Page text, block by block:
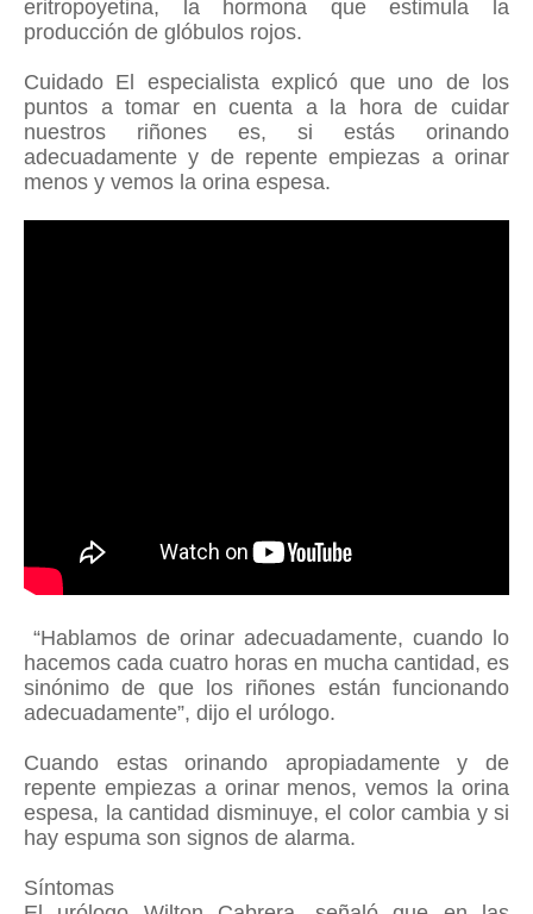
eritropoyetina, la hormona que estimula la
producción de glóbulos rojos.
Cuidado El especialista explicó que uno de los
puntos a tomar en cuenta a la hora de cuidar
nuestros riñones es, si estás orinando
adecuadamente y de repente empiezas a orinar
menos y vemos la orina espesa.
“Hablamos de orinar adecuadamente, cuando lo
hacemos cada cuatro horas en mucha cantidad, es
sinónimo de que los riñones están funcionando
adecuadamente”, dijo el urólogo.
Cuando estas orinando apropiadamente y de
repente empiezas a orinar menos, vemos la orina
espesa, la cantidad disminuye, el color cambia y si
hay espuma son signos de alarma.
Síntomas